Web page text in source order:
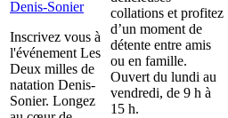
Denis-Sonier
Inscrivez vous à
l'événement Les
Deux milles de
natation Denis-
Sonier. Longez
collations et profitez
d’un moment de
détente entre amis
ou en famille.
Ouvert du lundi au
vendredi, de 9 h à
15 h.